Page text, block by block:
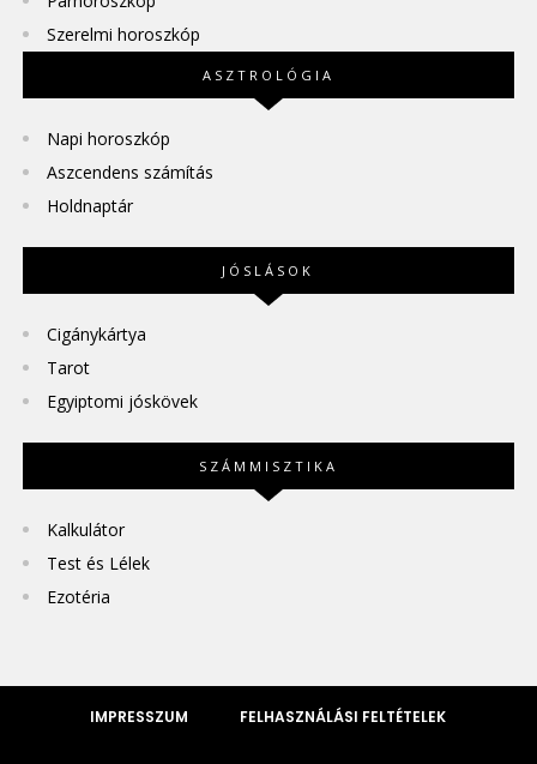
Szerelmi horoszkóp
ASZTROLÓGIA
Napi horoszkóp
Aszcendens számítás
Holdnaptár
JÓSLÁSOK
Cigánykártya
Tarot
Egyiptomi jóskövek
SZÁMMISZTIKA
Kalkulátor
Test és Lélek
Ezotéria
IMPRESSZUM FELHASZNÁLÁSI FELTÉTELEK